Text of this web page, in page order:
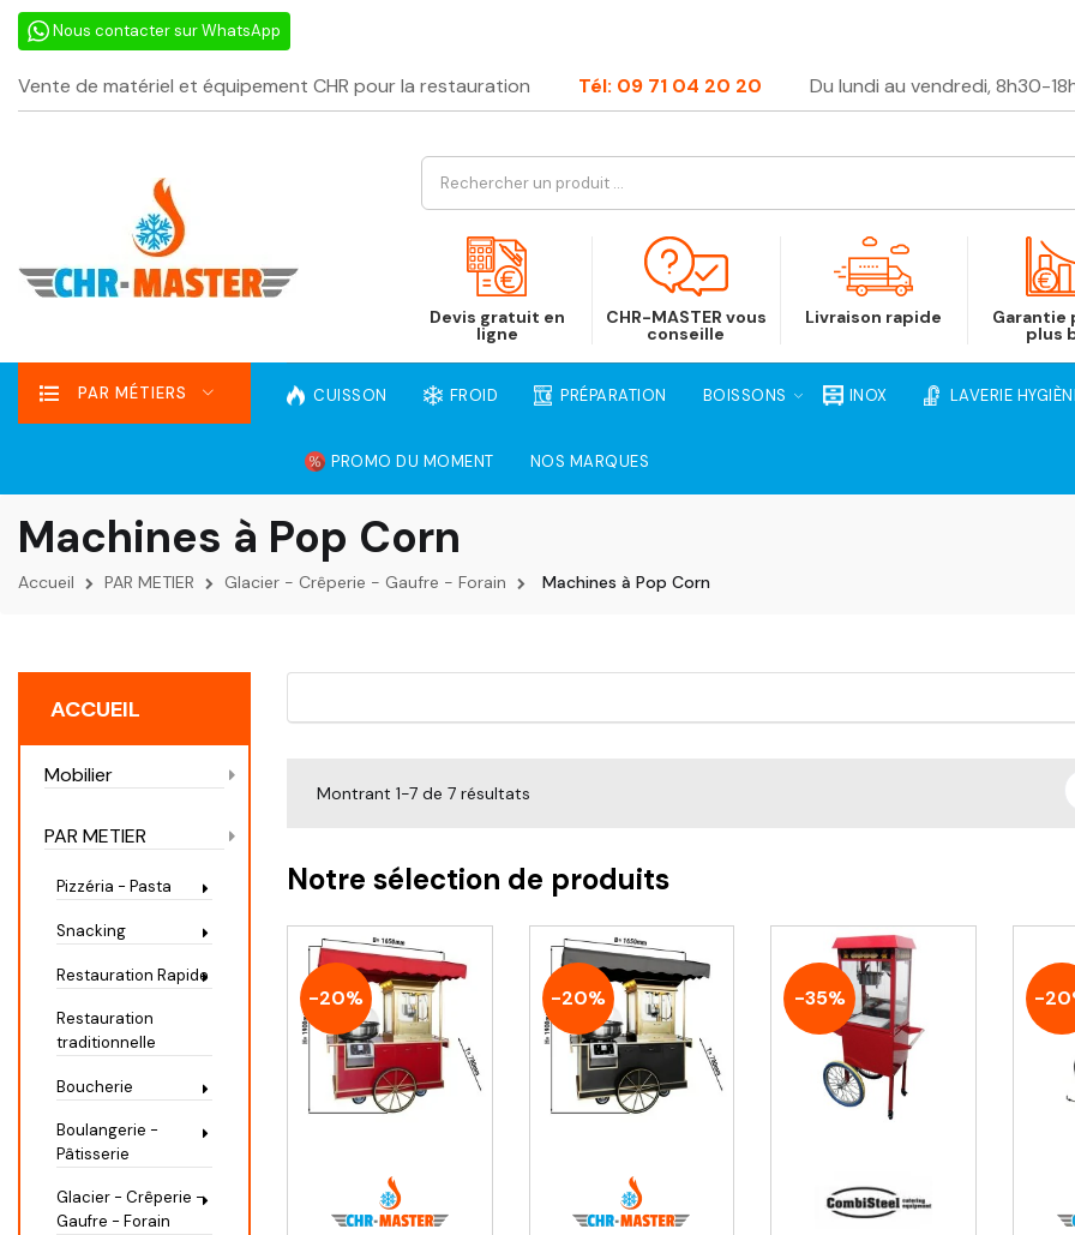
Nous contacter sur WhatsApp
Vente de matériel et équipement CHR pour la restauration Tél: 09 71 04 20 20 Du lundi au vendredi, 8h30-
Devis gratuit en
ligne
CHR-MASTER vous
conseille
Livraison rapide Garantie
plus
PAR MÉTIERS CUISSON FROID PRÉPARATION BOISSONS INOX LAVERIE
PROMO DU MOMENT NOS MARQUES
Machines à Pop Corn
Accueil PAR METIER Glacier - Crêperie - Gaufre - Forain Machines à Pop Corn
ACCUEIL
Mobilier
PAR METIER
Pizzéria - Pasta
Snacking
Restauration Rapide
Restauration
traditionnelle
Boucherie
Boulangerie -
Pâtisserie
Glacier - Crêperie -
Gaufre - Forain
Montrant 1-7 de 7 résultats
Notre sélection de produits
-20% -20% -35% -